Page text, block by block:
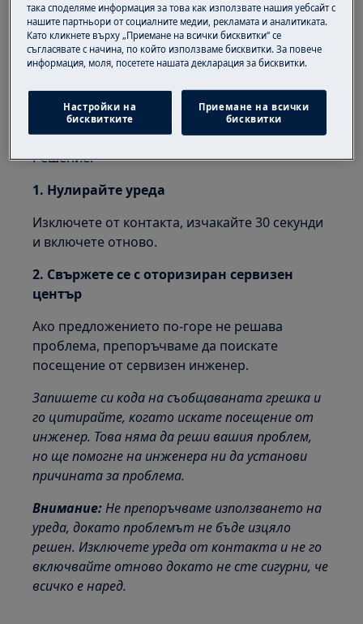
показва проблеми в конфигурацията /
комуникацията в електронните части.
Приложимо към:
Пералня с предно зареждане (вградена и
самостоятелна)
Перална машина с горно зареждане
Решение:
1. Нулирайте уреда
Изключете от контакта, изчакайте 30 секунди
и включете отново.
2. Свържете се с оторизиран сервизен
център
Ако предложението по-горе не решава
проблема, препоръчваме да поискате
посещение от сервизен инженер.
Запишете си кода на съобщаваната грешка и
го цитирайте, когато искате посещение от
инженер. Това няма да реши вашия проблем,
но ще помогне на инженера ни да установи
причината за проблема.
Внимание:Не препоръчваме използването на
уреда, докато проблемът не бъде изцяло
решен. Изключете уреда от контакта и не го
включвайте отново докато не сте сигурни, че
всичко е наред.
така споделяме информация за това как използвате нашия уебсайт с
нашите партньори от социалните медии, рекламата и аналитиката.
Като кликнете върху „Приемане на всички бисквитки“ се
съгласявате с начина, по който използваме бисквитки. За повече
информация, моля, посетете нашата декларация за бисквитки.
Настройки на
бисквитките
Приемане на всички
бисквитки